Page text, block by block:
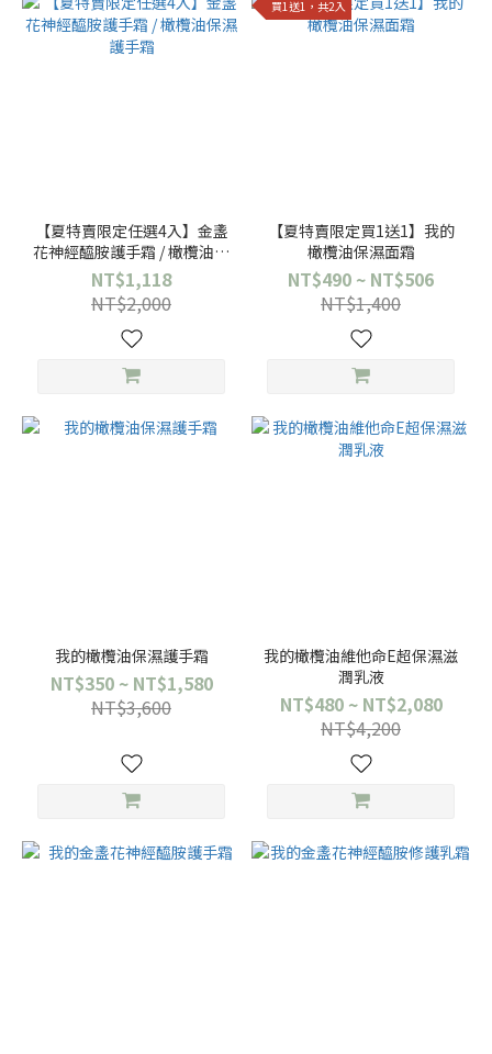
【夏特賣限定任選4入】金盞
花神經醯胺護手霜 / 橄欖油保
濕護手霜
NT$1,118
NT$2,000
買1送1，共2入
【夏特賣限定買1送1】我的
橄欖油保濕面霜
NT$490 ~ NT$506
NT$1,400
我的橄欖油保濕護手霜
NT$350 ~ NT$1,580
NT$3,600
我的橄欖油維他命E超保濕滋
潤乳液
NT$480 ~ NT$2,080
NT$4,200